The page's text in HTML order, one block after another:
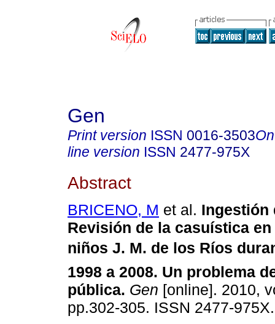
Gen
Print version ISSN 0016-3503
line version ISSN 2477-975X
Abstract
BRICENO, M et al. Ingestión
Revisión de la casuística
niños J. M. de los Ríos
1998 a 2008. Un problema
pública. Gen [online]. 2010,
pp.302-305. ISSN 2477-975X.